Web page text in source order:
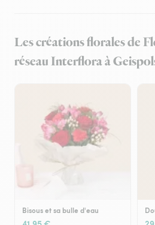
Les créations florales de
réseau Interflora à
Bisous et sa bulle d'eau